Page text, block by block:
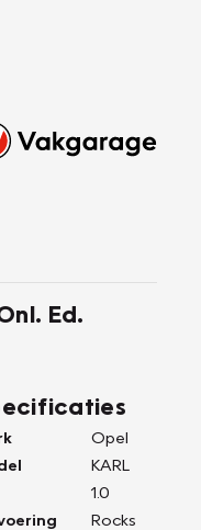
Ed.
Opel
KARL
1.0
Rocks